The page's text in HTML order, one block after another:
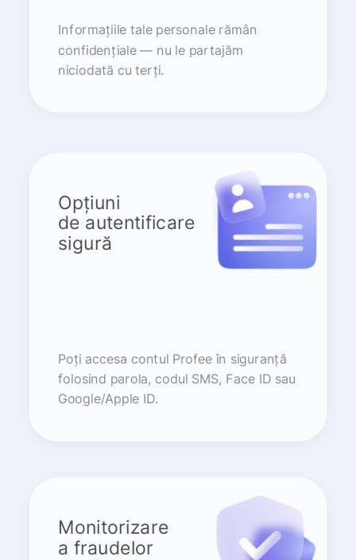
Informațiile tale personale rămân
confidențiale — nu le partajăm
niciodată cu terți.
Opțiuni
de autentificare
sigură
Poți accesa contul Profee în siguranță
folosind parola, codul SMS, Face ID sau
Google/Apple ID.
Monitorizare
a fraudelor